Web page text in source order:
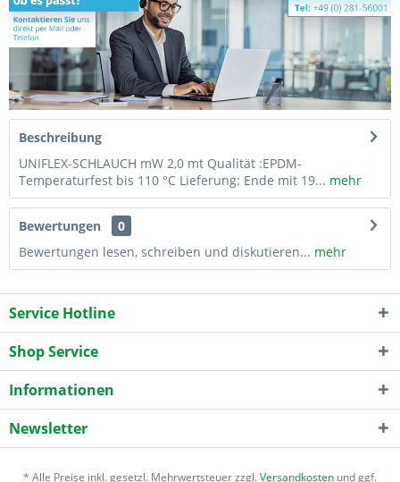
Beschreibung
UNIFLEX-SCHLAUCH mW 2,0 mt Qualität :EPDM-
Temperaturfest bis 110 °C Lieferung: Ende mit 19... mehr
Bewertungen
0
Bewertungen lesen, schreiben und diskutieren... mehr
Service Hotline
Shop Service
Informationen
Newsletter
* Alle Preise inkl. gesetzl. Mehrwertsteuer zzgl.Versandkosten und ggf.